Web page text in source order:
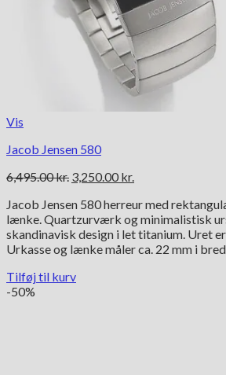
Vis
Jacob Jensen 580
6,495.00kr. Den
pris
var:
6,495.00 kr..
3,250.00 kr.
pris
er:
3,250.00 kr..
Jacob Jensen 580 herreur med
lænke. Quartzurværk og minimalistisk
skandinavisk design i let titanium. Uret
Urkasse og lænke måler ca. 22 mm i
Tilføj til kurv
-50%